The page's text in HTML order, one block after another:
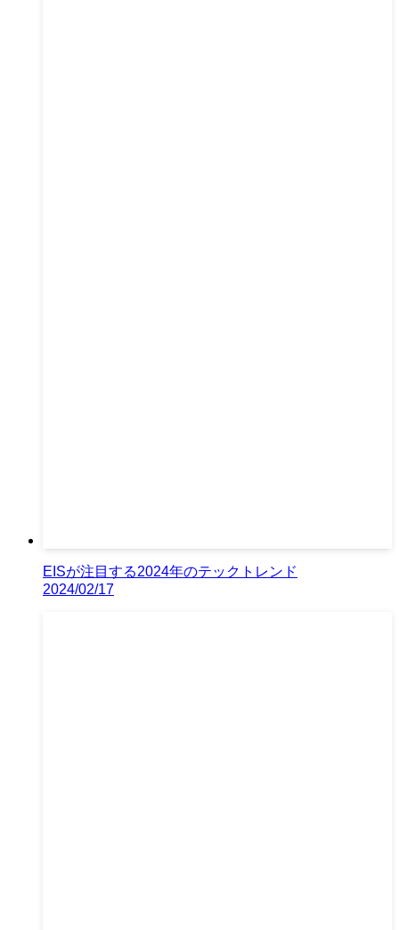
EISが注目する2024年のテックトレンド
2024/02/17